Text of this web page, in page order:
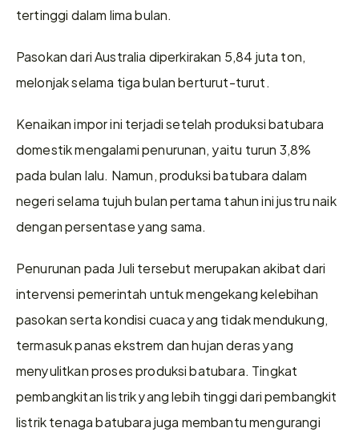
tertinggi dalam lima bulan.
Pasokan dari Australia diperkirakan 5,84 juta ton,
melonjak selama tiga bulan berturut-turut.
Kenaikan impor ini terjadi setelah produksi batubara
domestik mengalami penurunan, yaitu turun 3,8%
pada bulan lalu. Namun, produksi batubara dalam
negeri selama tujuh bulan pertama tahun ini justru naik
dengan persentase yang sama.
Penurunan pada Juli tersebut merupakan akibat dari
intervensi pemerintah untuk mengekang kelebihan
pasokan serta kondisi cuaca yang tidak mendukung,
termasuk panas ekstrem dan hujan deras yang
menyulitkan proses produksi batubara. Tingkat
pembangkitan listrik yang lebih tinggi dari pembangkit
listrik tenaga batubara juga membantu mengurangi